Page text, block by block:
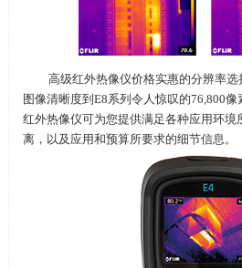
高级红外热像仪价格实惠的分辨率选
图像清晰度到 E8系列令人惊叹的76,800像
红外热像仪可为您提供满足各种应用环境
离，以及应用和预算所要求的细节信息。